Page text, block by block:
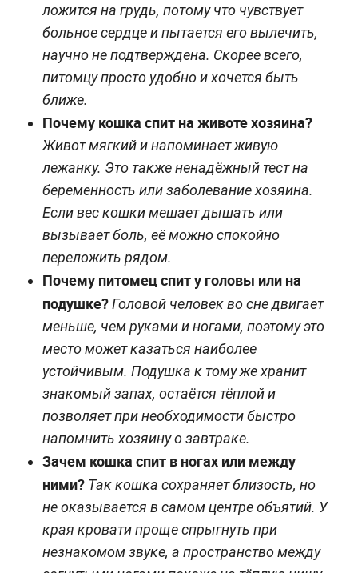
ложится на грудь, потому что чувствует
больное сердце и пытается его вылечить,
научно не подтверждена. Скорее всего,
питомцу просто удобно и хочется быть
ближе.
Почему кошка спит на животе хозяина?
Живот мягкий и напоминает живую
лежанку. Это также ненадёжный тест на
беременность или заболевание хозяина.
Если вес кошки мешает дышать или
вызывает боль, её можно спокойно
переложить рядом.
Почему питомец спит у головы или на
подушке?Головой человек во сне двигает
меньше, чем руками и ногами, поэтому это
место может казаться наиболее
устойчивым. Подушка к тому же хранит
знакомый запах, остаётся тёплой и
позволяет при необходимости быстро
напомнить хозяину о завтраке.
Зачем кошка спит в ногах или между
ними? Так кошка сохраняет близость, но
не оказывается в самом центре объятий. У
края кровати проще спрыгнуть при
незнакомом звуке, а пространство между